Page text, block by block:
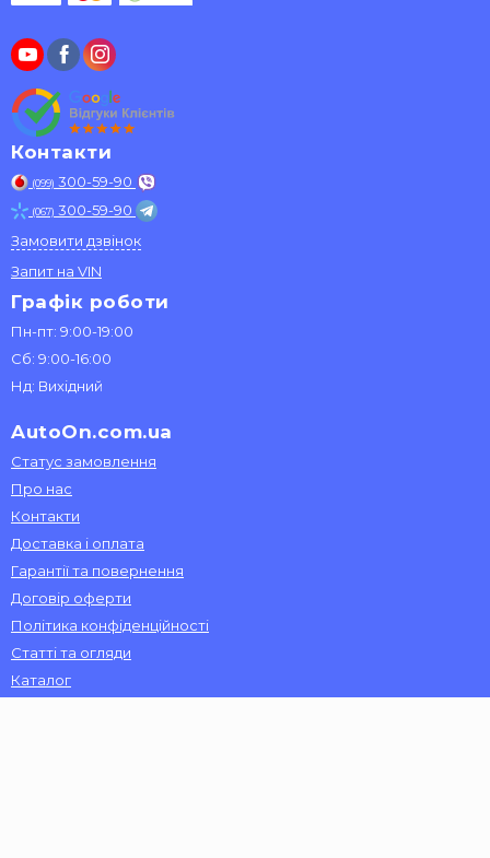
Контакти
(099) 300-59-90
(067) 300-59-90
Замовити дзвінок
Запит на VIN
Графік роботи
Пн-пт: 9:00-19:00
Сб: 9:00-16:00
Нд: Вихідний
AutoOn.com.ua
Статус замовлення
Про нас
Контакти
Доставка і оплата
Гарантії та повернення
Договір оферти
Політика конфіденційності
Статті та огляди
Каталог